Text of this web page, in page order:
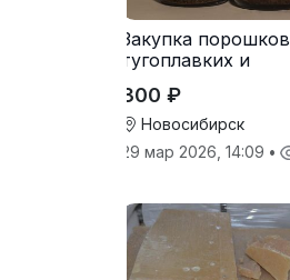
Закупка порошков
тугоплавких и
300 ₽
Новосибирск
29 мар 2026, 14:09 •